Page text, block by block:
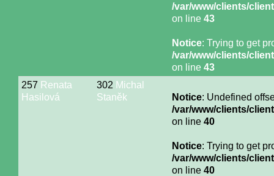
/var/www/clients/
on line 43
Notice: Trying to get
/var/www/clients/
on line 43
257 Renata
Hasilová
302 Michal
Staněk
Notice: Undefined
/var/www/clients/
on line 40
Notice: Trying to get
/var/www/clients/
on line 40